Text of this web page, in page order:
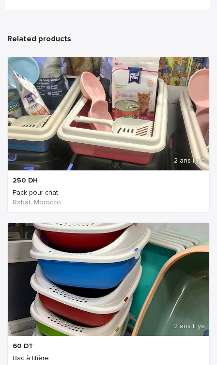
Related products
2 ans Il ya
250 DH
Pack pour chat
Rabat, Morocco
2 ans Il ya
60 DT
Bac à litière